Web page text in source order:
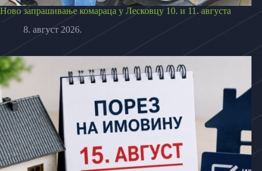
Ново запрашивање комараца у Лесковцу 10. и 11. августа
8. август 2026.